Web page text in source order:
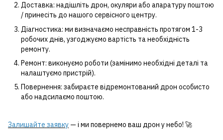
Доставка: надішліть дрон, окуляри або апаратуру поштою
/ принесіть до нашого сервісного центру.
Діагностика: ми визначаємо несправність протягом 1-3
робочих днів, узгоджуємо вартість та необхідність
ремонту.
Ремонт: виконуємо роботи (замінимо необхідні деталі та
налаштуємо пристрій).
Повернення: забираєте відремонтований дрон особисто
або надсилаємо поштою.
Залишайте заявку — і ми повернемо ваш дрон у небо! 🚀